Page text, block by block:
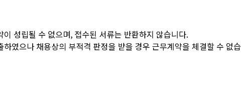
성립될 수 없으며, 접수된 서류는 반환하지 않습니다.
였으나 채용상의 부적격 판정을 받을 경우 근무계약을 체결할 수 없